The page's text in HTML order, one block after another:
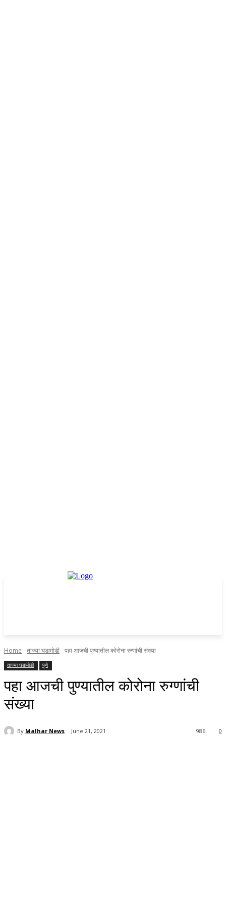
Home ताज्या घडामोडी पहा आजची पुण्यातील कोरोना रुग्णांची संख्या
ताज्या घडामोडी पुणे
पहा आजची पुण्यातील कोरोना रुग्णांची
संख्या
By Malhar News June 21, 2021 0
986